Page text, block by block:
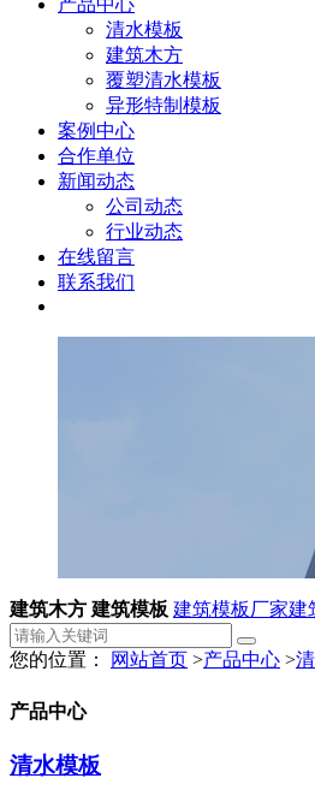
产品中心
清水模板
建筑木方
覆塑清水模板
异形特制模板
案例中心
合作单位
新闻动态
公司动态
行业动态
在线留言
联系我们
建筑木方 建筑模板 建筑模板厂家建
您的位置： 网站首页 >产品中心 >
产品中心
清水模板